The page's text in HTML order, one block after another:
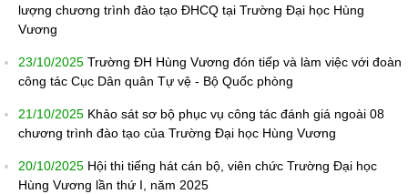
lượng chương trình đào tạo ĐHCQ tại Trường Đại học Hùng
Vương
23/10/2025 Trường ĐH Hùng Vương đón tiếp và làm việc với đoàn
công tác Cục Dân quân Tự vệ - Bộ Quốc phòng
21/10/2025 Khảo sát sơ bộ phục vụ công tác đánh giá ngoài 08
chương trình đào tạo của Trường Đại học Hùng Vương
20/10/2025 Hội thi tiếng hát cán bộ, viên chức Trường Đại học
Hùng Vương lần thứ I, năm 2025